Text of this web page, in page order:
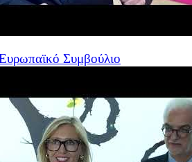
Συμβούλιο